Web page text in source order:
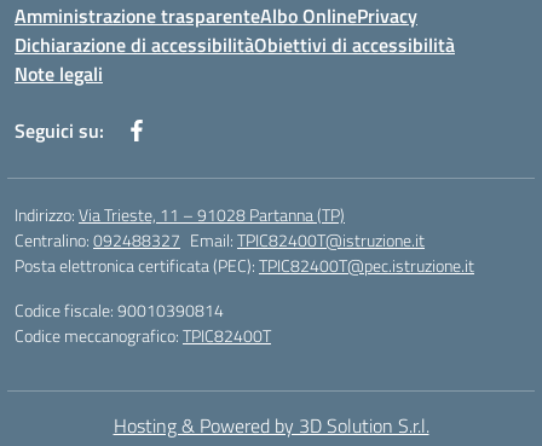
Amministrazione trasparenteAlbo OnlinePrivacy
Dichiarazione di accessibilitàObiettivi di accessibilità
Note legali
Seguici su:
Indirizzo:Via Trieste, 11 – 91028 Partanna (TP)
Centralino:092488327 Email:TPIC82400T@istruzione.it
Posta elettronica certificata (PEC):TPIC82400T@pec.istruzione.it
Codice fiscale: 90010390814
Codice meccanografico:TPIC82400T
Hosting & Powered by 3D Solution S.r.l.